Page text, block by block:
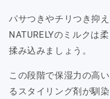
パサつきやチリつき抑
NATURELYのミルクは
揉み込みましょう。
この段階で保湿力の高
るスタイリング剤が馴